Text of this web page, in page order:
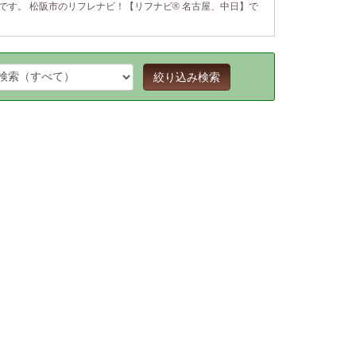
す。 松阪市のリフレナビ！【リフナビ® 名古屋、中日】で
絞り込み検索